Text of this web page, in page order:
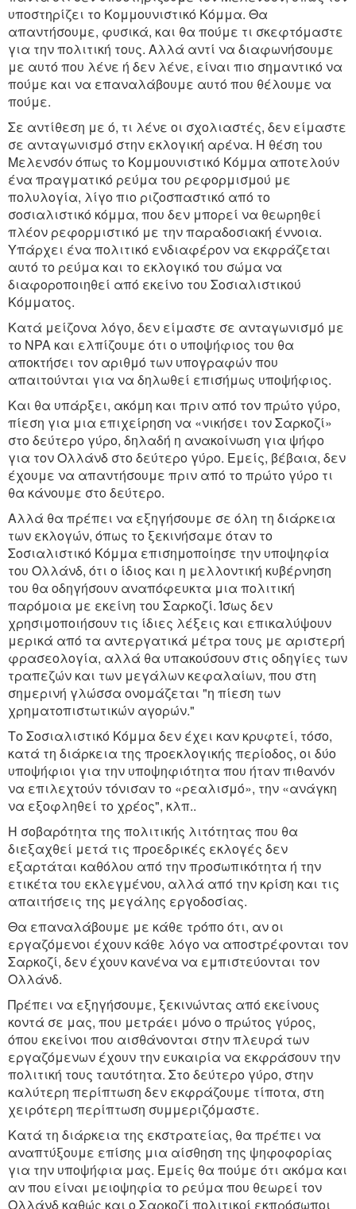
υποστηρίζει το Κομμουνιστικό Κόμμα. Θα
απαντήσουμε, φυσικά, και θα πούμε τι σκεφτόμαστε
για την πολιτική τους. Αλλά αντί να διαφωνήσουμε
με αυτό που λένε ή δεν λένε, είναι πιο σημαντικό να
πούμε και να επαναλάβουμε αυτό που θέλουμε να
πούμε.
Σε αντίθεση με ό, τι λένε οι σχολιαστές, δεν είμαστε
σε ανταγωνισμό στην εκλογική αρένα. Η θέση του
Μελενσόν όπως το Κομμουνιστικό Κόμμα αποτελούν
ένα πραγματικό ρεύμα του ρεφορμισμού με
πολυλογία, λίγο πιο ριζοσπαστικό από το
σοσιαλιστικό κόμμα, που δεν μπορεί να θεωρηθεί
πλέον ρεφορμιστικό με την παραδοσιακή έννοια.
Υπάρχει ένα πολιτικό ενδιαφέρον να εκφράζεται
αυτό το ρεύμα και το εκλογικό του σώμα να
διαφοροποιηθεί από εκείνο του Σοσιαλιστικού
Κόμματος.
Κατά μείζονα λόγο, δεν είμαστε σε ανταγωνισμό με
το NPA και ελπίζουμε ότι ο υποψήφιος του θα
αποκτήσει τον αριθμό των υπογραφών που
απαιτούνται για να δηλωθεί επισήμως υποψήφιος.
Και θα υπάρξει, ακόμη και πριν από τον πρώτο γύρο,
πίεση για μια επιχείρηση να «νικήσει τον Σαρκοζί»
στο δεύτερο γύρο, δηλαδή η ανακοίνωση για ψήφο
για τον Ολλάνδ στο δεύτερο γύρο. Εμείς, βέβαια, δεν
έχουμε να απαντήσουμε πριν από το πρώτο γύρο τι
θα κάνουμε στο δεύτερο.
Αλλά θα πρέπει να εξηγήσουμε σε όλη τη διάρκεια
των εκλογών, όπως το ξεκινήσαμε όταν το
Σοσιαλιστικό Κόμμα επισημοποίησε την υποψηφία
του Ολλάνδ, ότι ο ίδιος και η μελλοντική κυβέρνηση
του θα οδηγήσουν αναπόφευκτα μια πολιτική
παρόμοια με εκείνη του Σαρκοζί. Ίσως δεν
χρησιμοποιήσουν τις ίδιες λέξεις και επικαλύψουν
μερικά από τα αντεργατικά μέτρα τους με αριστερή
φρασεολογία, αλλά θα υπακούσουν στις οδηγίες των
τραπεζών και των μεγάλων κεφαλαίων, που στη
σημερινή γλώσσα ονομάζεται "η πίεση των
χρηματοπιστωτικών αγορών."
Το Σοσιαλιστικό Κόμμα δεν έχει καν κρυφτεί, τόσο,
κατά τη διάρκεια της προεκλογικής περίοδος, οι δύο
υποψήφιοι για την υποψηφιότητα που ήταν πιθανόν
να επιλεχτούν τόνισαν το «ρεαλισμό», την «ανάγκη
να εξοφληθεί το χρέος", κλπ..
Η σοβαρότητα της πολιτικής λιτότητας που θα
διεξαχθεί μετά τις προεδρικές εκλογές δεν
εξαρτάται καθόλου από την προσωπικότητα ή την
ετικέτα του εκλεγμένου, αλλά από την κρίση και τις
απαιτήσεις της μεγάλης εργοδοσίας.
Θα επαναλάβουμε με κάθε τρόπο ότι, αν οι
εργαζόμενοι έχουν κάθε λόγο να αποστρέφονται τον
Σαρκοζί, δεν έχουν κανένα να εμπιστεύονται τον
Ολλάνδ.
Πρέπει να εξηγήσουμε, ξεκινώντας από εκείνους
κοντά σε μας, που μετράει μόνο ο πρώτος γύρος,
όπου εκείνοι που αισθάνονται στην πλευρά των
εργαζόμενων έχουν την ευκαιρία να εκφράσουν την
πολιτική τους ταυτότητα. Στο δεύτερο γύρο, στην
καλύτερη περίπτωση δεν εκφράζουμε τίποτα, στη
χειρότερη περίπτωση συμμεριζόμαστε.
Κατά τη διάρκεια της εκστρατείας, θα πρέπει να
αναπτύξουμε επίσης μια αίσθηση της ψηφοφορίας
για την υποψήφια μας. Εμείς θα πούμε ότι ακόμα και
αν που είναι μειοψηφία το ρεύμα που θεωρεί τον
Ολλάνδ καθώς και ο Σαρκοζί πολιτικοί εκπρόσωποι